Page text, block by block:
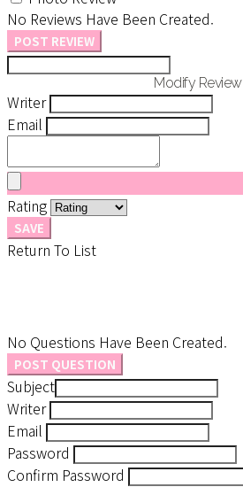
No Reviews Have Been Created.
POST REVIEW
Modify Review
Writer
Email
Rating
SAVE
Return To List
No Questions Have Been Created.
POST QUESTION
Subject
Writer
Email
Password
Confirm Password